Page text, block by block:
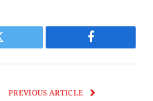
Facebook